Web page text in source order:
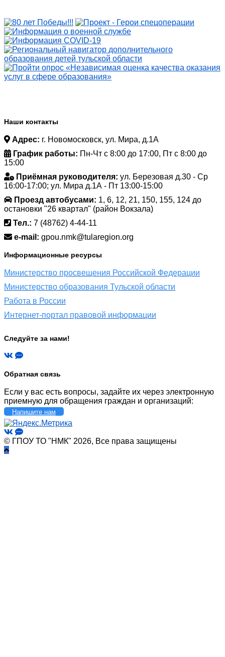
Наши контакты
Адрес: г. Новомосковск, ул. Мира, д.1А
График работы: Пн-Чт с 8:00 до 17:00, Пт с 8:00 до
15:00
Приёмная руководителя: ул. Березовая д.30 - Ср
16:00-17:00; ул. Мира д.1А - Пт 13:00-15:00
Проезд автобусами: 1, 6, 12, 21, 150, 155, 124 до
остановки "26 квартал" (район Вокзала)
Тел.: 7 (48762) 4-44-11
e-mail: gpou.nmk@tularegion.org
Информационные ресурсы
Министерство просвещения Российской Федерации
Министерство образования Тульской области
Работа в России
Интернет-портал правовой информации
Следуйте за нами!
Обратная связь
Если у вас есть вопросы, задайте их через электронную
приемную для обращения граждан и организаций:
Напишите нам
© ГПОУ ТО "НМК" 2026, Все права защищены